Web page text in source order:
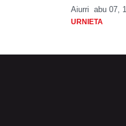
Aiurri abu 07,
URNIETA